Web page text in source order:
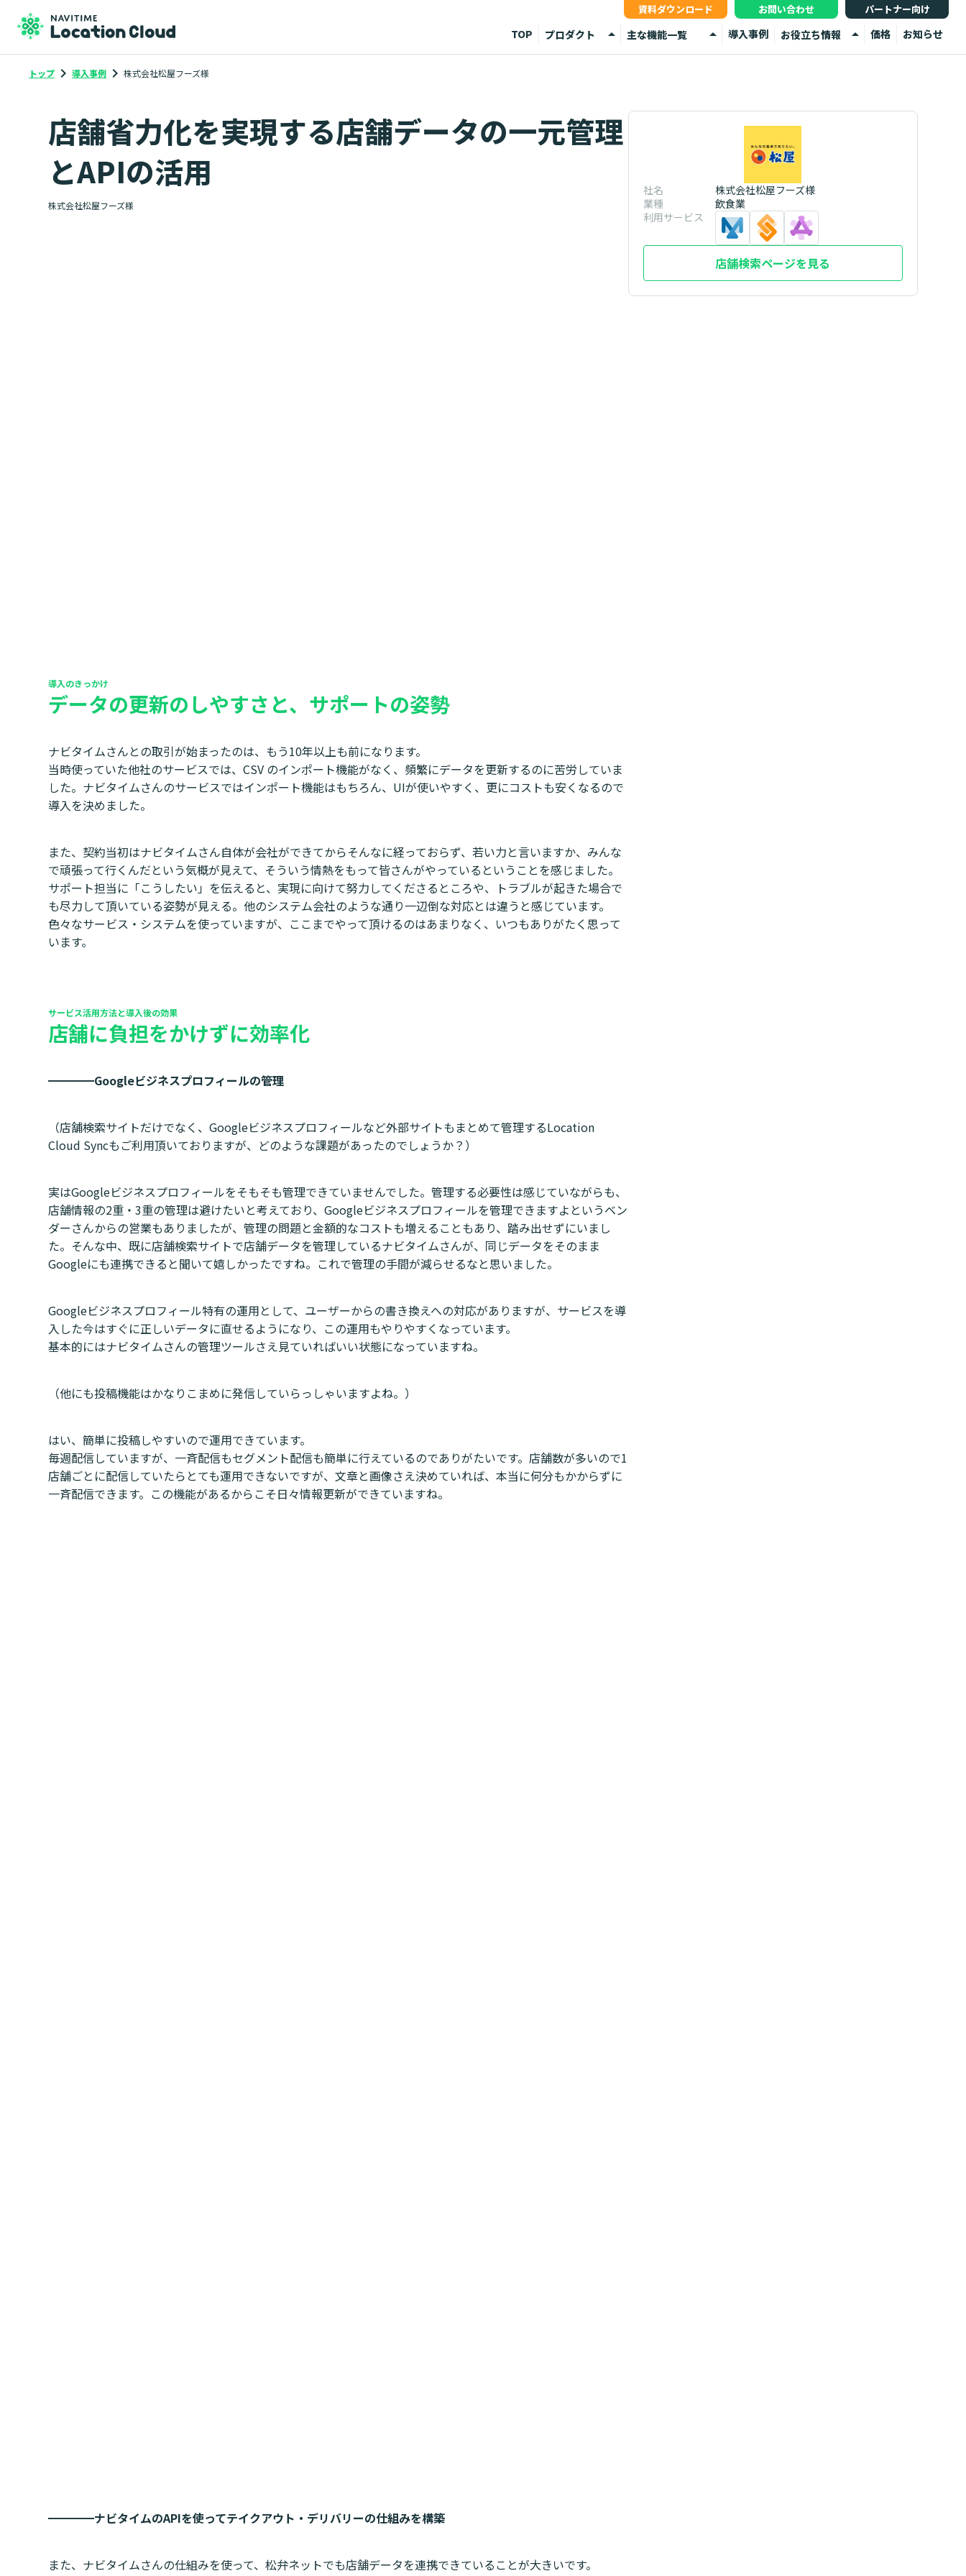
資料ダウンロード お問い合わせ パートナー向け
TOP プロダクト arrow_drop_up
API
主な機能一覧 arrow_drop_up
店舗検索サイト
導入事例 お役立ち情報 arrow_drop_up 価格 お知らせ
トップ keyboard_arrow_right 導入事例 keyboard_arrow_right 株式会社松屋フーズ様
店舗省力化を実現する店舗データの一元管理
とAPIの活用
株式会社松屋フーズ様
導入のきっかけ
データの更新のしやすさと、サポートの姿勢
ナビタイムさんとの取引が始まったのは、もう10年以上も前になります。
当時使っていた他社のサービスでは、CSV のインポート機能がなく、頻繁にデータを更新するのに苦労していま
した。ナビタイムさんのサービスではインポート機能はもちろん、UIが使いやすく、更にコストも安くなるので
導入を決めました。
また、契約当初はナビタイムさん自体が会社ができてからそんなに経っておらず、若い力と言いますか、みんな
で頑張って行くんだという気概が見えて、そういう情熱をもって皆さんがやっているということを感じました。
サポート担当に「こうしたい」を伝えると、実現に向けて努力してくださるところや、トラブルが起きた場合で
も尽力して頂いている姿勢が見える。他のシステム会社のような通り一辺倒な対応とは違うと感じています。
色々なサービス・システムを使っていますが、ここまでやって頂けるのはあまりなく、いつもありがたく思って
います。
サービス活用方法と導入後の効果
店舗に負担をかけずに効率化
━━━━Googleビジネスプロフィールの管理
（店舗検索サイトだけでなく、Googleビジネスプロフィールなど外部サイトもまとめて管理するLocation
Cloud Syncもご利用頂いておりますが、どのような課題があったのでしょうか？）
実はGoogleビジネスプロフィールをそもそも管理できていませんでした。管理する必要性は感じていながらも、
店舗情報の2重・3重の管理は避けたいと考えており、Googleビジネスプロフィールを管理できますよというベン
ダーさんからの営業もありましたが、管理の問題と金額的なコストも増えることもあり、踏み出せずにいまし
た。そんな中、既に店舗検索サイトで店舗データを管理しているナビタイムさんが、同じデータをそのまま
Googleにも連携できると聞いて嬉しかったですね。これで管理の手間が減らせるなと思いました。
Googleビジネスプロフィール特有の運用として、ユーザーからの書き換えへの対応がありますが、サービスを導
入した今はすぐに正しいデータに直せるようになり、この運用もやりやすくなっています。
基本的にはナビタイムさんの管理ツールさえ見ていればいい状態になっていますね。
（他にも投稿機能はかなりこまめに発信していらっしゃいますよね。）
はい、簡単に投稿しやすいので運用できています。
毎週配信していますが、一斉配信もセグメント配信も簡単に行えているのでありがたいです。店舗数が多いので1
店舗ごとに配信していたらとても運用できないですが、文章と画像さえ決めていれば、本当に何分もかからずに
一斉配信できます。この機能があるからこそ日々情報更新ができていますね。
━━━━ナビタイムのAPIを使ってテイクアウト・デリバリーの仕組みを構築
また、ナビタイムさんの仕組みを使って、松弁ネットでも店舗データを連携できていることが大きいです。
社名
株式会社松屋フーズ様
業種
飲食業
利用サービス
店舗検索ページを見る